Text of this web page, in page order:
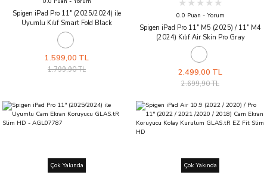
Spigen iPad Pro 11'' (2025/2024) ile
Uyumlu Kılıf Smart Fold Black
1.599,00 TL
1.799,90 TL
0.0 Puan - Yorum
Spigen iPad Pro 11'' M5 (2025) / 11'' M4
(2024) Kılıf Air Skin Pro Gray
2.499,00 TL
2.699,90 TL
Çok Yakında Çok Yakında